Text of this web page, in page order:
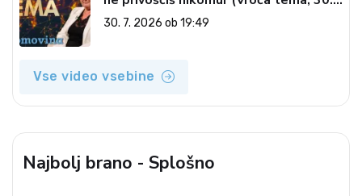
7. 2026)
30. 7. 2026 ob 19:49
Vse video vsebine
Najbolj brano - Splošno